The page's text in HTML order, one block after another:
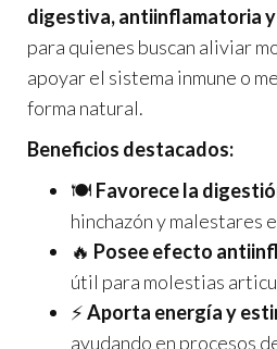
digestiva, antiinflamatoria
para quienes buscan aliviar
apoyar el sistema inmune o
forma natural.
Beneficios destacados:
🍽️ Favorece la
hinchazón y malestares
🔥 Posee efecto
útil para molestias
⚡Aporta energía y
ayudando en procesos